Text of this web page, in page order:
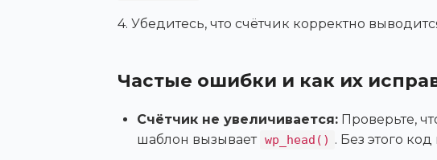
4. Убедитесь, что счётчик корректно
Частые ошибки и как их
Счётчик не увеличивается: Проверьте,
шаблон вызывает wp_head() . Без этого